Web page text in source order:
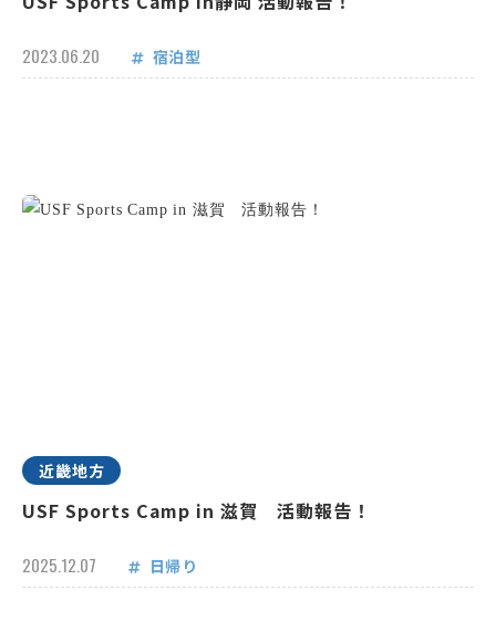
2023.06.20 宿泊型
近畿地方
USF Sports Camp in 滋賀 活動報告！
2025.12.07 日帰り